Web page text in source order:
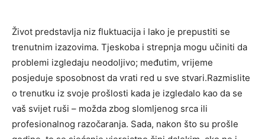
Život predstavlja niz fluktuacija i lako je prepustiti se
trenutnim izazovima. Tjeskoba i strepnja mogu učiniti da
problemi izgledaju neodoljivo; međutim, vrijeme
posjeduje sposobnost da vrati red u sve stvari.Razmislite
o trenutku iz svoje prošlosti kada je izgledalo kao da se
vaš svijet ruši – možda zbog slomljenog srca ili
profesionalnog razočaranja. Sada, nakon što su prošle